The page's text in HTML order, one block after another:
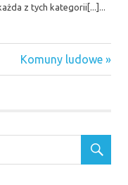
z tych kategorii[...]...
Next
Post:
Komuny ludowe